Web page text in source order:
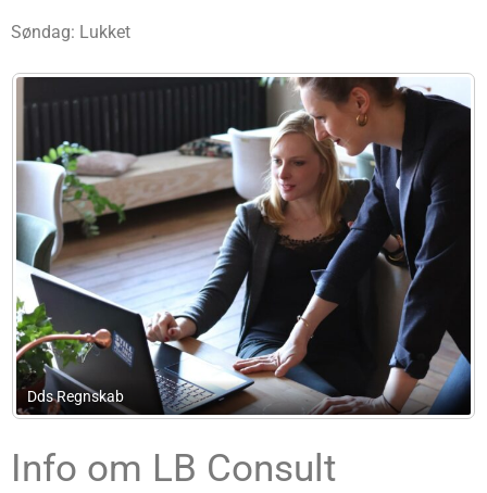
Søndag: Lukket
Hh Bogføring
Info om LB Consult